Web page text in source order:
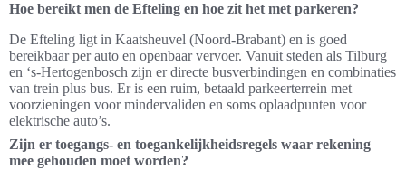
Hoe bereikt men de Efteling en hoe zit het met parkeren?
De Efteling ligt in Kaatsheuvel (Noord-Brabant) en is goed
bereikbaar per auto en openbaar vervoer. Vanuit steden als Tilburg
en ‘s‑Hertogenbosch zijn er directe busverbindingen en combinaties
van trein plus bus. Er is een ruim, betaald parkeerterrein met
voorzieningen voor mindervaliden en soms oplaadpunten voor
elektrische auto’s.
Zijn er toegangs- en toegankelijkheidsregels waar rekening
mee gehouden moet worden?